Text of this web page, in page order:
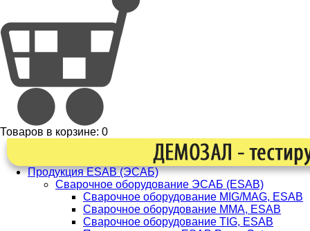
Товаров в корзине: 0
Продукция ESAB (ЭСАБ)
Сварочное оборудование ЭСАБ (ESAB)
Сварочное оборудование MIG/MAG, ESAB
Сварочное оборудование ММА, ESAB
Сварочное оборудование TIG, ESAB